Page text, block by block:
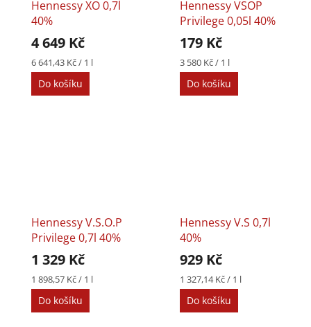
Hennessy XO 0,7l
40%
4 649 Kč
Měrná
cena:
6 641,43 Kč / 1 l
Do košíku
Hennessy VSOP
Privilege 0,05l 40%
179 Kč
Měrná
cena:
3 580 Kč / 1 l
Do košíku
Hennessy V.S.O.P
Privilege 0,7l 40%
1 329 Kč
Měrná
cena:
1 898,57 Kč / 1 l
Do košíku
Hennessy V.S 0,7l
40%
929 Kč
Měrná
cena:
1 327,14 Kč / 1 l
Do košíku